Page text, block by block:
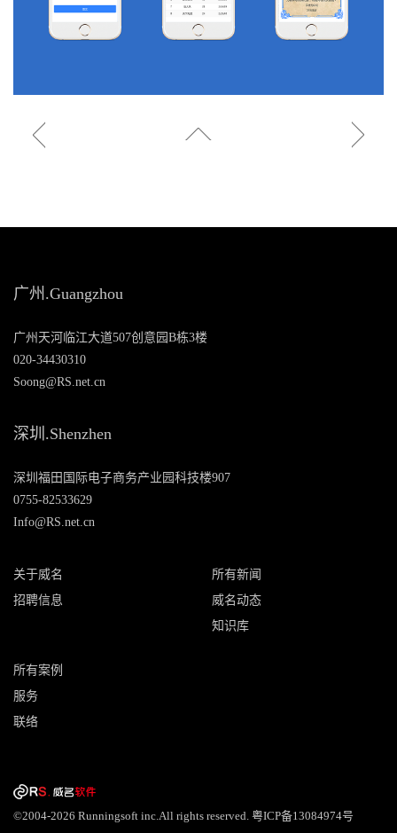
广州.Guangzhou
广州天河临江大道507创意园B栋3楼
020-34430310
Soong@RS.net.cn
深圳.Shenzhen
深圳福田国际电子商务产业园科技楼907
0755-82533629
Info@RS.net.cn
关于威名
招聘信息
所有案例
服务
联络
所有新闻
威名动态
知识库
©2004-2026 Runningsoft inc.All rights reserved. 粤ICP备13084974号